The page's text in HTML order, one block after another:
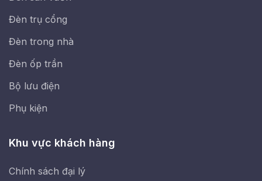
Đèn trụ cổng
Đèn trong nhà
Đèn ốp trần
Bộ lưu điện
Phụ kiện
Khu vực khách hàng
Chính sách đại lý